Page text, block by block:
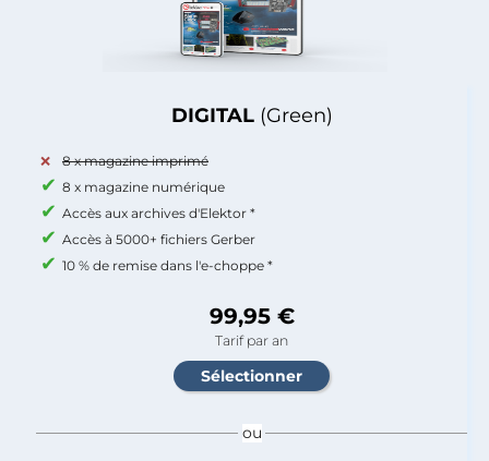
DIGITAL (Green)
8 x magazine imprimé
8 x magazine numérique
Accès aux archives d'Elektor *
Accès à 5000+ fichiers Gerber
10 % de remise dans l'e-choppe *
99,95 €
Tarif par an
ou